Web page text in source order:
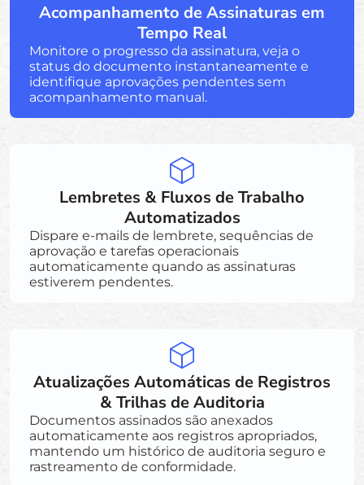
Acompanhamento de Assinaturas em
Tempo Real
Monitore o progresso da assinatura, veja o
status do documento instantaneamente e
identifique aprovações pendentes sem
acompanhamento manual.
Lembretes & Fluxos de Trabalho
Automatizados
Dispare e-mails de lembrete, sequências de
aprovação e tarefas operacionais
automaticamente quando as assinaturas
estiverem pendentes.
Atualizações Automáticas de Registros
& Trilhas de Auditoria
Documentos assinados são anexados
automaticamente aos registros apropriados,
mantendo um histórico de auditoria seguro e
rastreamento de conformidade.